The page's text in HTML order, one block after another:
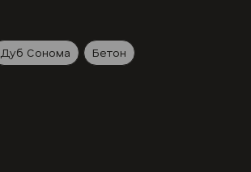
Дуб Сонома
Бетон